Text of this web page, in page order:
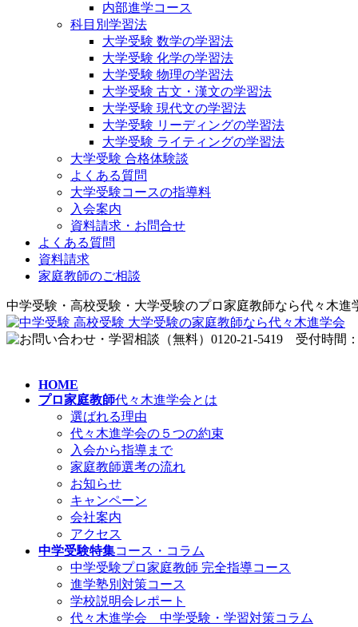
内部進学コース
科目別学習法
大学受験 数学の学習法
大学受験 化学の学習法
大学受験 物理の学習法
大学受験 古文・漢文の学習法
大学受験 現代文の学習法
大学受験 リーディングの学習法
大学受験 ライティングの学習法
大学受験 合格体験談
よくある質問
大学受験コースの指導料
入会案内
資料請求・お問合せ
よくある質問
資料請求
家庭教師のご相談
中学受験・高校受験・大学受験のプロ家庭教師なら代々木進
HOME
プロ家庭教師代々木進学会とは
選ばれる理由
代々木進学会の５つの約束
入会から指導まで
家庭教師選考の流れ
お知らせ
キャンペーン
会社案内
アクセス
中学受験特集コース・コラム
中学受験プロ家庭教師 完全指導コース
進学塾別対策コース
学校説明会レポート
代々木進学会 中学受験・学習対策コラム